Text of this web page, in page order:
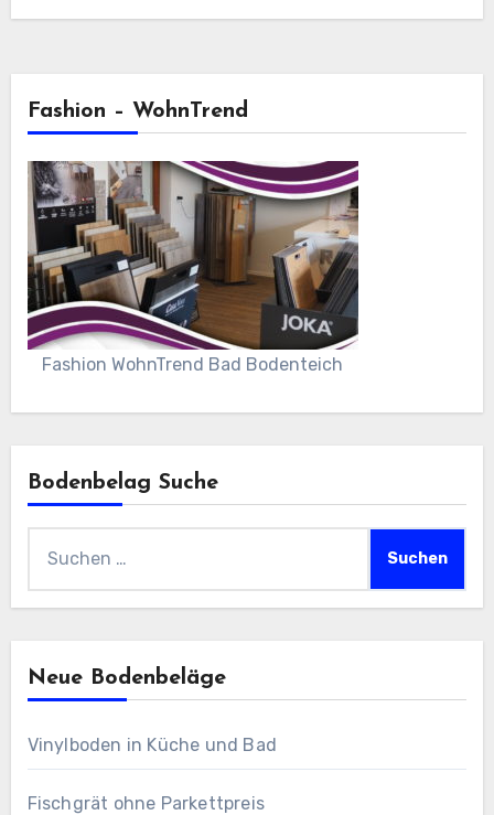
Fashion – WohnTrend
Fashion WohnTrend Bad Bodenteich
Bodenbelag Suche
nach:
Neue Bodenbeläge
Vinylboden in Küche und Bad
Fischgrät ohne Parkettpreis